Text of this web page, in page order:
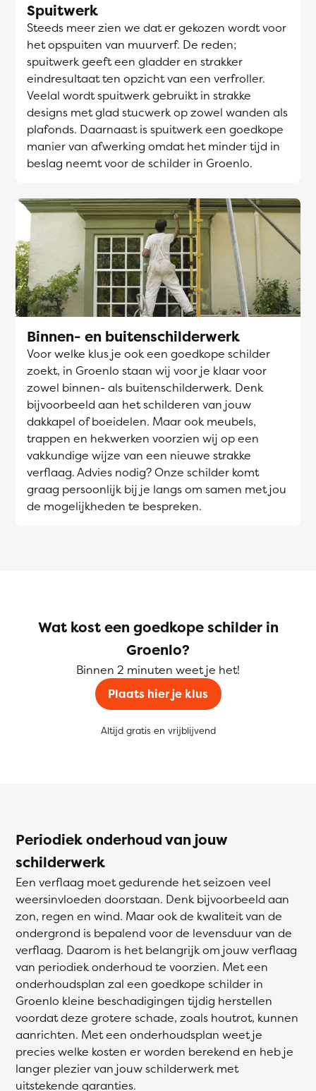
Spuitwerk
Steeds meer zien we dat er gekozen wordt voor
het opspuiten van muurverf. De reden;
spuitwerk geeft een gladder en strakker
eindresultaat ten opzicht van een verfroller.
Veelal wordt spuitwerk gebruikt in strakke
designs met glad stucwerk op zowel wanden als
plafonds. Daarnaast is spuitwerk een goedkope
manier van afwerking omdat het minder tijd in
beslag neemt voor de schilder in Groenlo.
Binnen- en buitenschilderwerk
Voor welke klus je ook een goedkope schilder
zoekt, in Groenlo staan wij voor je klaar voor
zowel binnen- als buitenschilderwerk. Denk
bijvoorbeeld aan het schilderen van jouw
dakkapel of boeidelen. Maar ook meubels,
trappen en hekwerken voorzien wij op een
vakkundige wijze van een nieuwe strakke
verflaag. Advies nodig? Onze schilder komt
graag persoonlijk bij je langs om samen met jou
de mogelijkheden te bespreken.
Wat kost een goedkope schilder in
Groenlo?
Binnen 2 minuten weet je het!
Plaats hier je klus
Altijd gratis en vrijblijvend
Periodiek onderhoud van jouw
schilderwerk
Een verflaag moet gedurende het seizoen veel
weersinvloeden doorstaan. Denk bijvoorbeeld aan
zon, regen en wind. Maar ook de kwaliteit van de
ondergrond is bepalend voor de levensduur van de
verflaag. Daarom is het belangrijk om jouw verflaag
van periodiek onderhoud te voorzien. Met een
onderhoudsplan zal een goedkope schilder in
Groenlo kleine beschadigingen tijdig herstellen
voordat deze grotere schade, zoals houtrot, kunnen
aanrichten. Met een onderhoudsplan weet je
precies welke kosten er worden berekend en heb je
langer plezier van jouw schilderwerk met
uitstekende garanties.